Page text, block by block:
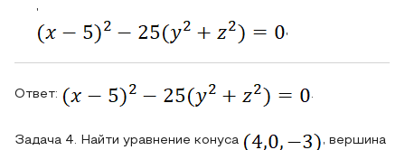
,
,
Ответ:
Задача 4. Найти уравнение конуса , вершина